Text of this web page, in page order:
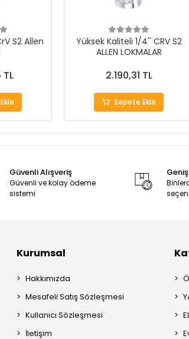
S2 Allen
Yüksek Kaliteli 1/4'' CRV S2
ALLEN LOKMALAR
2.190,31 TL
Sepete Ekle
Güvenli Alışveriş
Güvenli ve kolay ödeme
sistemi
Kurumsal
Hakkımızda
Mesafeli Satış Sözleşmesi
Kullanıcı Sözleşmesi
İletişim